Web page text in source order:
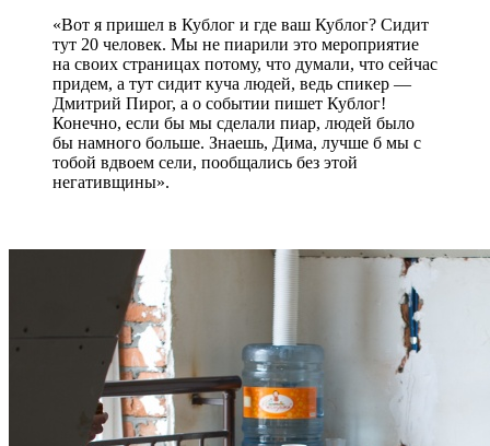
«Вот я пришел в Кублог и где ваш Кублог? Сидит
тут 20 человек. Мы не пиарили это мероприятие
на своих страницах потому, что думали, что сейчас
придем, а тут сидит куча людей, ведь спикер —
Дмитрий Пирог, а о событии пишет Кублог!
Конечно, если бы мы сделали пиар, людей было
бы намного больше. Знаешь, Дима, лучше б мы с
тобой вдвоем сели, пообщались без этой
негативщины».